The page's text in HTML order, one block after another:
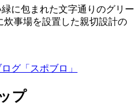
に包まれた文字通りのグリー
炊事場を設置した親切設計の
プ